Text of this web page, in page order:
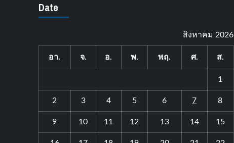
Date
สิงหาคม 2026
อา. จ. อ. พ. พฤ. ศ. ส.
1
2 3 4 5 6 7 8
9 10 11 12 13 14 15